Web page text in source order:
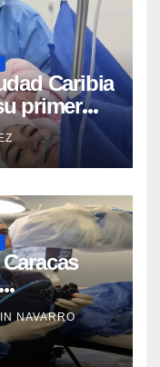
Caribia
primer
para
pacientes
NAVARRO